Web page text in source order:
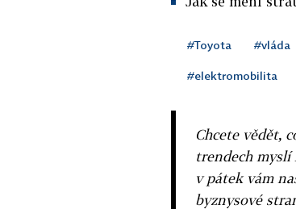
#Toyota #vláda
#elektromobilita
Chcete vědět,
trendech myslí
v pátek vám
byznysové